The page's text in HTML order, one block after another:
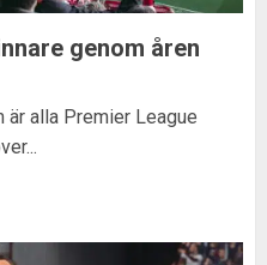
genom åren
är alla Premier League